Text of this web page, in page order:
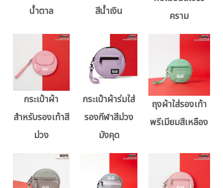
น้ำตาล
สีน้ำเงิน
คราม
กระเป๋าผ้า
สำหรับรองเท้าสี
ม่วง
กระเป๋าผ้าร่มใส่
รองกีฬาสีม่วง
มังคุด
ถุงผ้าใส่รองเท้า
พรีเมียมสีเหลือง